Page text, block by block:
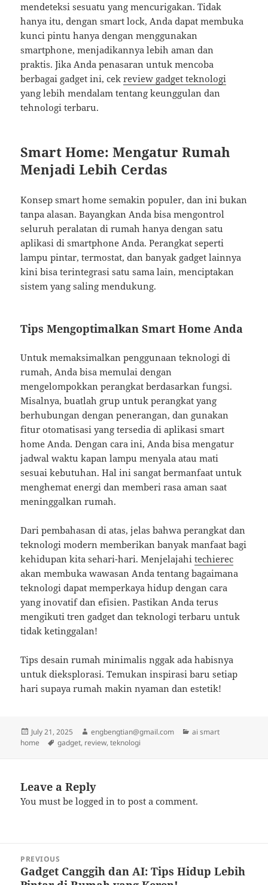
mendeteksi sesuatu yang mencurigakan. Tidak
hanya itu, dengan smart lock, Anda dapat membuka
kunci pintu hanya dengan menggunakan
smartphone, menjadikannya lebih aman dan
praktis. Jika Anda penasaran untuk mencoba
berbagai gadget ini, cekreview gadget teknologi
yang lebih mendalam tentang keunggulan dan
tehnologi terbaru.
Smart Home: Mengatur Rumah
Menjadi Lebih Cerdas
Konsep smart home semakin populer, dan ini bukan
tanpa alasan. Bayangkan Anda bisa mengontrol
seluruh peralatan di rumah hanya dengan satu
aplikasi di smartphone Anda. Perangkat seperti
lampu pintar, termostat, dan banyak gadget lainnya
kini bisa terintegrasi satu sama lain, menciptakan
sistem yang saling mendukung.
Tips Mengoptimalkan Smart Home Anda
Untuk memaksimalkan penggunaan teknologi di
rumah, Anda bisa memulai dengan
mengelompokkan perangkat berdasarkan fungsi.
Misalnya, buatlah grup untuk perangkat yang
berhubungan dengan penerangan, dan gunakan
fitur otomatisasi yang tersedia di aplikasi smart
home Anda. Dengan cara ini, Anda bisa mengatur
jadwal waktu kapan lampu menyala atau mati
sesuai kebutuhan. Hal ini sangat bermanfaat untuk
menghemat energi dan memberi rasa aman saat
meninggalkan rumah.
Dari pembahasan di atas, jelas bahwa perangkat dan
teknologi modern memberikan banyak manfaat bagi
kehidupan kita sehari-hari. Menjelajahitechierec
akan membuka wawasan Anda tentang bagaimana
teknologi dapat memperkaya hidup dengan cara
yang inovatif dan efisien. Pastikan Anda terus
mengikuti tren gadget dan teknologi terbaru untuk
tidak ketinggalan!
Tips desain rumah minimalis nggak ada habisnya
untuk dieksplorasi. Temukan inspirasi baru setiap
hari supaya rumah makin nyaman dan estetik!
Posted
on
July 21, 2025 Author
engbengtian@gmail.com Categories
ai smart
home
Tags
gadget, review,teknologi
Leave a Reply
You must belogged in to post a comment.
navigation
PREVIOUS
Previous
Gadget Canggih dan AI: Tips Hidup Lebih